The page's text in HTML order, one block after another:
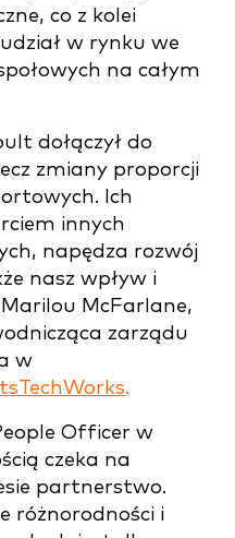
co z kolei
w rynku we
na całym
dołączył do
zmiany proporcji
Ich
innych
napędza rozwój
nasz wpływ i
McFarlane,
zarządu
w
.
Officer w
czeka na
partnerstwo.
różnorodności i